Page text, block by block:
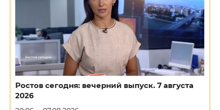
Ростов сегодня: вечерний выпуск. 7 августа
2026